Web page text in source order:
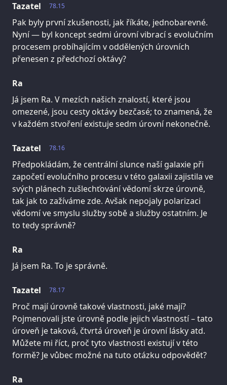
78.15
Tazatel
Pak byly první zkušenosti, jak říkáte, jednobarevné.
Nyní — byl koncept sedmi úrovní vibrací s evolučním
procesem probíhajícím v oddělených úrovních
přenesen z předchozí oktávy?
Ra
Já jsem Ra. V mezích našich znalostí, které jsou
omezené, jsou cesty oktávy bezčasé; to znamená, že
v každém stvoření existuje sedm úrovní nekonečně.
78.16
Tazatel
Předpokládám, že centrální slunce naší galaxie při
započetí evolučního procesu v této galaxii zajistila ve
svých plánech zušlechťování vědomí skrze úrovně,
tak jak to zažíváme zde. Avšak nepojaly polarizaci
vědomí ve smyslu služby sobě a služby ostatním. Je
to tedy správně?
Ra
Já jsem Ra. To je správně.
78.17
Tazatel
Proč mají úrovně takové vlastnosti, jaké mají?
Pojmenovali jste úrovně podle jejich vlastností – tato
úroveň je taková, čtvrtá úroveň je úrovní lásky atd.
Můžete mi říct, proč tyto vlastnosti existují v této
formě? Je vůbec možné na tuto otázku odpovědět?
Ra